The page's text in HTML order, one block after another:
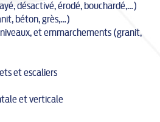
désactivé, érodé, bouchardé,…)
béton, grès,…)
et emmarchements (granit,
et escaliers
et verticale